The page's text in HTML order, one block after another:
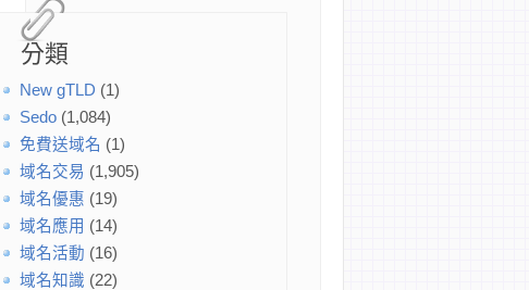
分類
New gTLD (1)
Sedo (1,084)
免費送域名 (1)
域名交易 (1,905)
域名優惠 (19)
域名應用 (14)
域名活動 (16)
域名知識 (22)